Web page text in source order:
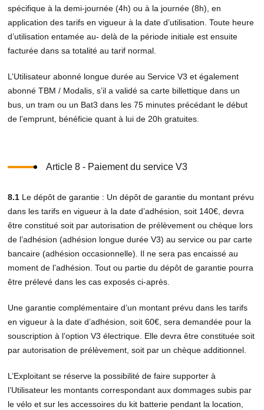
spécifique à la demi-journée (4h) ou à la journée (8h), en
application des tarifs en vigueur à la date d’utilisation. Toute heure
d’utilisation entamée au- delà de la période initiale est ensuite
facturée dans sa totalité au tarif normal.
L’Utilisateur abonné longue durée au Service V3 et également
abonné TBM / Modalis, s’il a validé sa carte billettique dans un
bus, un tram ou un Bat3 dans les 75 minutes précédant le début
de l’emprunt, bénéficie quant à lui de 20h gratuites.
Article 8 - Paiement du service V3
8.1 Le dépôt de garantie : Un dépôt de garantie du montant prévu
dans les tarifs en vigueur à la date d’adhésion, soit 140€, devra
être constitué soit par autorisation de prélèvement ou chèque lors
de l’adhésion (adhésion longue durée V3) au service ou par carte
bancaire (adhésion occasionnelle). Il ne sera pas encaissé au
moment de l’adhésion. Tout ou partie du dépôt de garantie pourra
être prélevé dans les cas exposés ci-après.
Une garantie complémentaire d’un montant prévu dans les tarifs
en vigueur à la date d’adhésion, soit 60€, sera demandée pour la
souscription à l’option V3 électrique. Elle devra être constituée soit
par autorisation de prélèvement, soit par un chèque additionnel.
L’Exploitant se réserve la possibilité de faire supporter à
l’Utilisateur les montants correspondant aux dommages subis par
le vélo et sur les accessoires du kit batterie pendant la location,